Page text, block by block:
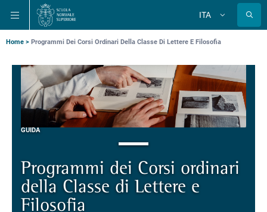
alla
navigazione
principale
contenuto
principale
alla
ricerca
principale
ITA
Briciole
di
pane
Home Programmi Dei Corsi Ordinari Della Classe Di Lettere E Filosofia
GUIDA
Programmi dei Corsi ordinari
della Classe di Lettere e
Filosofia